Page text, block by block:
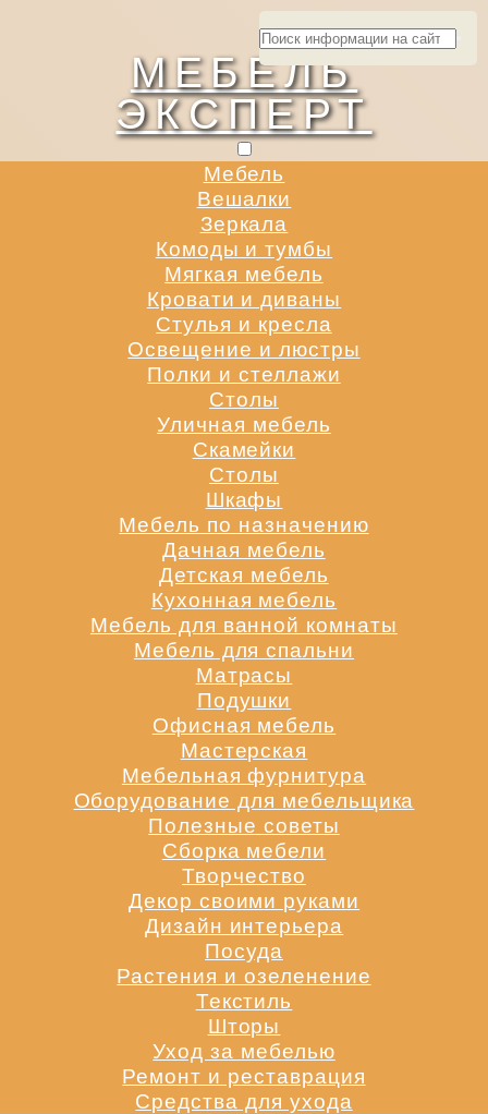
МЕБЕЛЬ
ЭКСПЕРТ
Мебель
Вешалки
Зеркала
Комоды и тумбы
Мягкая мебель
Кровати и диваны
Стулья и кресла
Освещение и люстры
Полки и стеллажи
Столы
Уличная мебель
Скамейки
Столы
Шкафы
Мебель по назначению
Дачная мебель
Детская мебель
Кухонная мебель
Мебель для ванной комнаты
Мебель для спальни
Матрасы
Подушки
Офисная мебель
Мастерская
Мебельная фурнитура
Оборудование для мебельщика
Полезные советы
Сборка мебели
Творчество
Декор своими руками
Дизайн интерьера
Посуда
Растения и озеленение
Текстиль
Шторы
Уход за мебелью
Ремонт и реставрация
Средства для ухода